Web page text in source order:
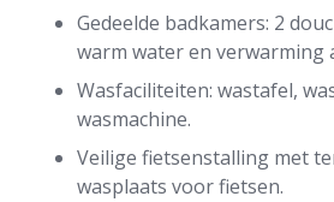
Gedeelde badkamers: 2
warm water en verwarming
Wasfaciliteiten: wastafel,
wasmachine.
Veilige fietsenstalling met
wasplaats voor fietsen.